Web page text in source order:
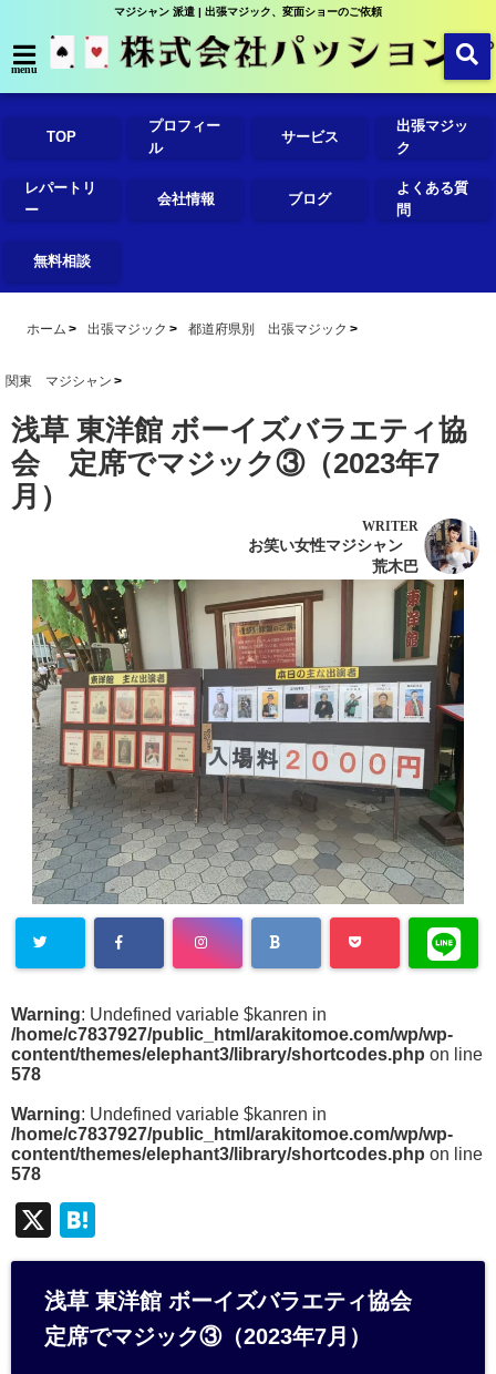
マジシャン 派遣 | 出張マジック、変面ショーのご依頼
menu
TOP
プロフィー
ル
サービス
出張マジッ
ク
レパートリ
ー
会社情報 ブログ
よくある質
問
無料相談
ホーム 出張マジック 都道府県別 出張マジック
関東 マジシャン
浅草 東洋館 ボーイズバラエティ協
会 定席でマジック③（2023年7
月）
WRITER
お笑い女性マジシャン
荒木巴
Warning: Undefined variable $kanren in
/home/c7837927/public_html/arakitomoe.com/wp/wp-
content/themes/elephant3/library/shortcodes.php on line
578
Warning: Undefined variable $kanren in
/home/c7837927/public_html/arakitomoe.com/wp/wp-
content/themes/elephant3/library/shortcodes.php on line
578
X
at
e
n
浅草 東洋館 ボーイズバラエティ協会
定席でマジック③（2023年7月）